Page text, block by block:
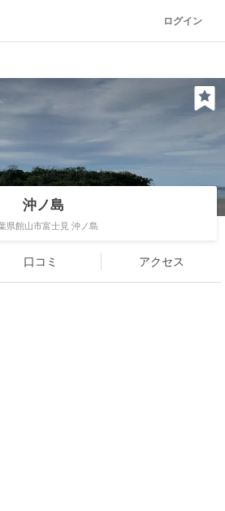
ログイン
沖ノ島
県館山市富士見 沖ノ島
口コミ アクセス